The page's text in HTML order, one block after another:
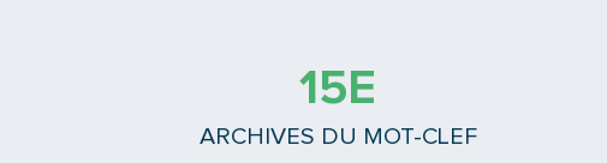
15E
ARCHIVES DU MOT-CLEF